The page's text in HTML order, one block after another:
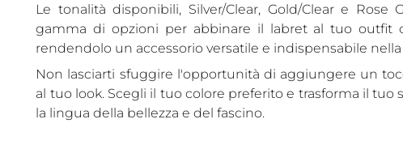
Le tonalità disponibili, Silver/Clear, Gold/Clear e Rose
gamma di opzioni per abbinare il labret al tuo outfit
rendendolo un accessorio versatile e indispensabile
Non lasciarti sfuggire l'opportunità di aggiungere un
al tuo look. Scegli il tuo colore preferito e trasforma il tuo
la lingua della bellezza e del fascino.